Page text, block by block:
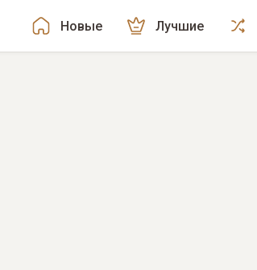
Новые Лучшие